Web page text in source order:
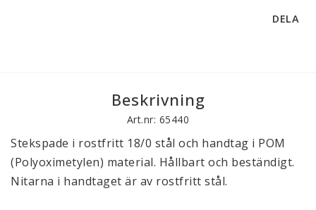
DELA
Beskrivning
Art.nr: 65440
Stekspade i rostfritt 18/0 stål och handtag i POM
(Polyoximetylen) material. Hållbart och beständigt.
Nitarna i handtaget är av rostfritt stål.